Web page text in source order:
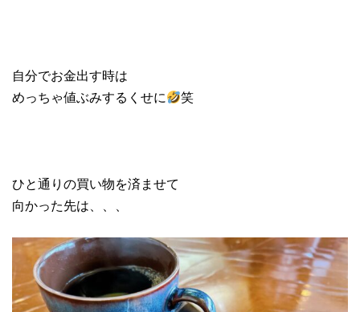
自分でお金出す時は
めっちゃ値ぶみするくせに
笑
ひと通りの買い物を済ませて
向かった先は、、、